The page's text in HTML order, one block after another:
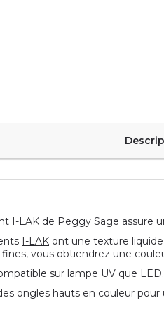
I-LAK de Peggy Sage assure
I-LAK ont une texture
fines, vous obtiendrez une
sur lampe UV que LED
ongles hauts en couleur pour